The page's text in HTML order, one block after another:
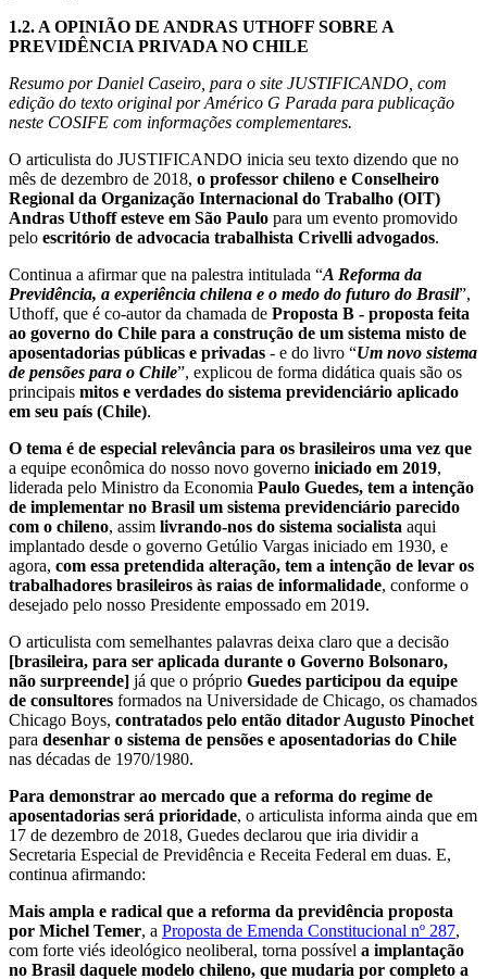
1.2. A OPINIÃO DE ANDRAS UTHOFF SOBRE A
PREVIDÊNCIA PRIVADA NO CHILE
Resumo por Daniel Caseiro, para o site JUSTIFICANDO, com
edição do texto original por Américo G Parada para publicação
neste COSIFE com informações complementares.
O articulista do JUSTIFICANDO inicia seu texto dizendo que no
mês de dezembro de 2018, o professor chileno e Conselheiro
Regional da Organização Internacional do Trabalho (OIT)
Andras Uthoff esteve em São Paulo para um evento promovido
pelo escritório de advocacia trabalhista Crivelli advogados.
Continua a afirmar que na palestra intitulada “A Reforma da
Previdência, a experiência chilena e o medo do futuro do Brasil”,
Uthoff, que é co-autor da chamada de Proposta B - proposta feita
ao governo do Chile para a construção de um sistema misto de
aposentadorias públicas e privadas - e do livro “Um novo sistema
de pensões para o Chile”, explicou de forma didática quais são os
principais mitos e verdades do sistema previdenciário aplicado
em seu país (Chile).
O tema é de especial relevância para os brasileiros uma vez que
a equipe econômica do nosso novo governo iniciado em 2019,
liderada pelo Ministro da Economia Paulo Guedes, tem a intenção
de implementar no Brasil um sistema previdenciário parecido
com o chileno, assim livrando-nos do sistema socialista aqui
implantado desde o governo Getúlio Vargas iniciado em 1930, e
agora, com essa pretendida alteração, tem a intenção de levar os
trabalhadores brasileiros às raias de informalidade, conforme o
desejado pelo nosso Presidente empossado em 2019.
O articulista com semelhantes palavras deixa claro que a decisão
[brasileira, para ser aplicada durante o Governo Bolsonaro,
não surpreende] já que o próprio Guedes participou da equipe
de consultores formados na Universidade de Chicago, os chamados
Chicago Boys, contratados pelo então ditador Augusto Pinochet
para desenhar o sistema de pensões e aposentadorias do Chile
nas décadas de 1970/1980.
Para demonstrar ao mercado que a reforma do regime de
aposentadorias será prioridade, o articulista informa ainda que em
17 de dezembro de 2018, Guedes declarou que iria dividir a
Secretaria Especial de Previdência e Receita Federal em duas. E,
continua afirmando:
Mais ampla e radical que a reforma da previdência proposta
por Michel Temer, a Proposta de Emenda Constitucional nº 287,
com forte viés ideológico neoliberal, torna possível a implantação
no Brasil daquele modelo chileno, que mudaria por completo a